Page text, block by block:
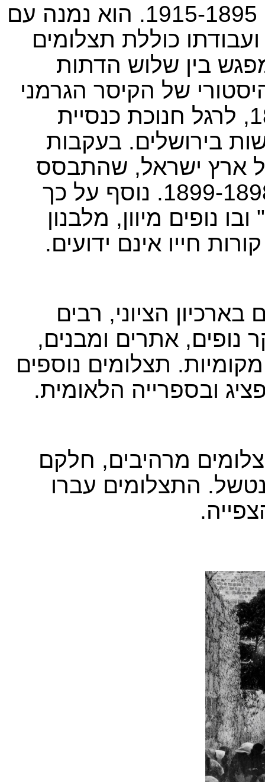
הנטשל צילם בארץ ישראל בשנים 1915-1895. הוא נמנה עם
כוללת תצלומים
בין שלוש הדתות
של הקיסר הגרמני
וילהלם השני בארץ ישראל ב־1898, לרגל חנוכת כנסיית
בירושלים. בעקבות
ארץ ישראל, שהתבסס
על סדרת צילומים שלו מהשנים 1899-1898. נוסף על כך
נופים מיוון, מלבנון
חייו אינם ידועים.
בארכיון הציוני, רבים
נופים, אתרים ומבנים,
תצלומים נוספים
ובספרייה הלאומית.​
מרהיבים, חלקם
התצלומים עברו